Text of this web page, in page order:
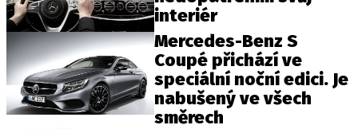
interiér
Mercedes-Benz S
Coupé přichází ve
speciální noční edici. Je
nabušený ve všech
směrech